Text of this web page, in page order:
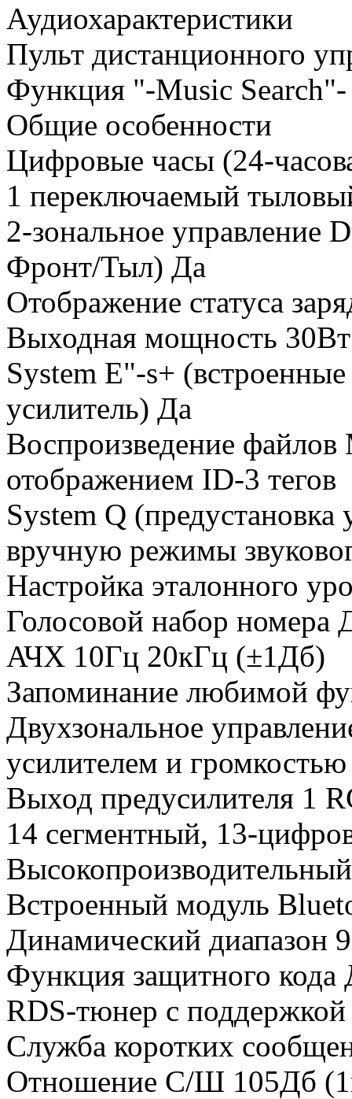
Аудиохарактеристики
Пульт дистанционного
Функция "-Music
Общие особенности
Цифровые часы (24-
1 переключаемый
2-зональное управление
Фронт/Тыл) Да
Отображение статуса
Выходная мощность
System E"-s+
усилитель) Да
Воспроизведение
отображением ID-3 тегов
System Q
вручную режимы
Настройка эталонного
Голосовой набор номера
АЧХ 10Гц 20кГц (±1Дб)
Запоминание любимой
Двухзональное
усилителем и громкостью
Выход предусилителя 1
14 сегментный, 13-
Встроенный модуль
Динамический диапазон
Функция защитного кода
RDS-тюнер с
Служба коротких
Отношение С/Ш 105Дб